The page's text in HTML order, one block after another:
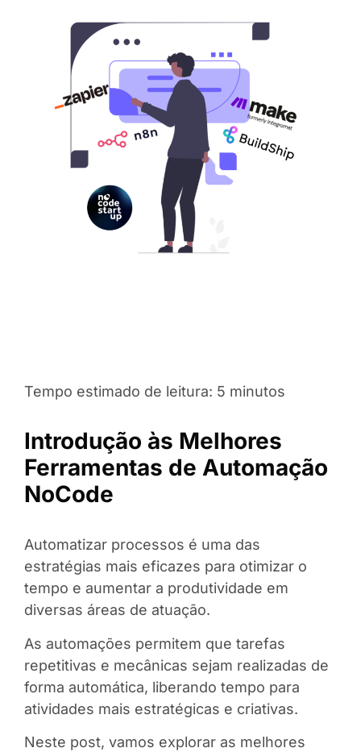
Tempo estimado de leitura: 5 minutos
Introdução às Melhores
Ferramentas de Automação
NoCode
Automatizar processos é uma das
estratégias mais eficazes para otimizar o
tempo e aumentar a produtividade em
diversas áreas de atuação.
As automações permitem que tarefas
repetitivas e mecânicas sejam realizadas de
forma automática, liberando tempo para
atividades mais estratégicas e criativas.
Neste post, vamos explorar as melhores